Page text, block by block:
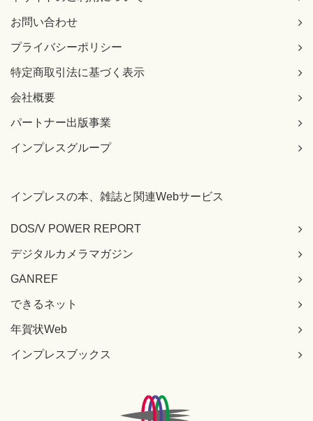
お問い合わせ
プライバシーポリシー
特定商取引法に基づく表示
会社概要
パートナー出版事業
インプレスグループ
インプレスの本、雑誌と関連Webサービス
DOS/V POWER REPORT
デジタルカメラマガジン
GANREF
できるネット
年賀状Web
インプレスブックス